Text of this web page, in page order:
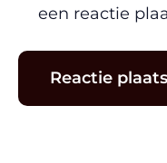
een reactie